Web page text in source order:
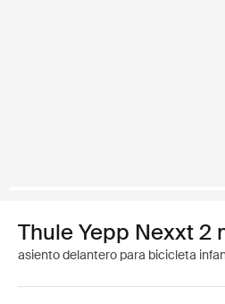
Thule Yepp Nexxt 2
asiento delantero para bicicleta